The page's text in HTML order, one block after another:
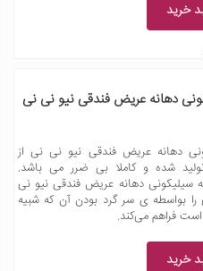
خرید
دهانه عریض فندقی نیو نی نی
دهانه عریض فندقی نیو نی نی از
شده و کاملا بی ضرر می باشد.
دهانه عریض فندقی نیو نی
بواسطه ی سر گرد بودن آن که شبیه
فراهم می‌کند.
خرید